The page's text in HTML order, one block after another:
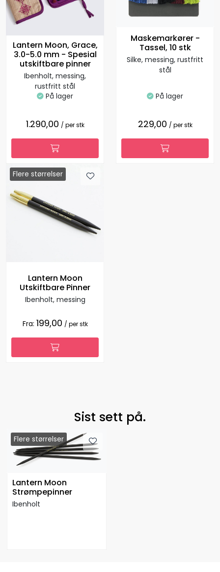
Lantern Moon, Grace,
3.0-5.0 mm - Spesial
utskiftbare pinner
Ibenholt, messing,
rustfritt stål
På lager
1.290,00 / per stk
Maskemarkører -
Tassel, 10 stk
Silke, messing, rustfritt
stål
På lager
229,00 / per stk
Flere størrelser
Lantern Moon
Utskiftbare Pinner
Ibenholt, messing
Fra: 199,00 / per stk
Sist sett på.
Flere størrelser
Lantern Moon
Strømpepinner
Ibenholt